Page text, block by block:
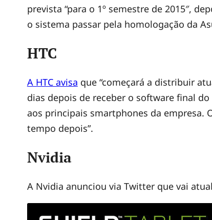
prevista “para o 1º semestre de 2015″,
o sistema passar pela homologação da
HTC
A HTC avisa que “começará a distribuir
dias depois de receber o software final
aos principais smartphones da empresa.
tempo depois”.
Nvidia
A Nvidia anunciou via Twitter que vai